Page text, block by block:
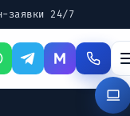
заявки 24/7